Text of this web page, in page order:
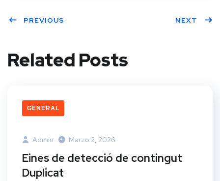
PREVIOUS NEXT
Related Posts
GENERAL
Admin Marzo 2, 2026
Eines de detecció de contingut
Duplicat